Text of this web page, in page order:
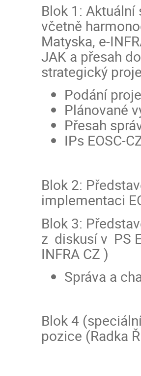
Blok 1:
včetně
Matyska, e-
JAK a přesah
strategický
Podání
Plánované
Přesah
IPs EOSC-
Blok 2:
implementaci
Blok 3:
z diskusí v PS
INFRA CZ )
Správa a
Blok 4
pozice (Radka